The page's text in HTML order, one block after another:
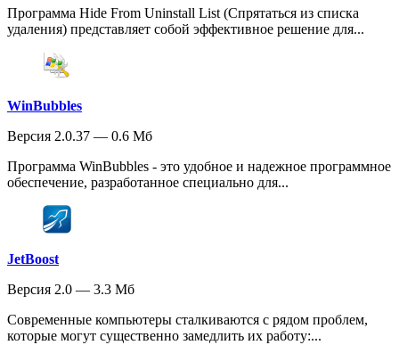
Программа Hide From Uninstall List (Спрятаться из списка
удаления) представляет собой эффективное решение для...
WinBubbles
Версия 2.0.37 — 0.6 Мб
Программа WinBubbles - это удобное и надежное программное
обеспечение, разработанное специально для...
JetBoost
Версия 2.0 — 3.3 Мб
Современные компьютеры сталкиваются с рядом проблем,
которые могут существенно замедлить их работу:...